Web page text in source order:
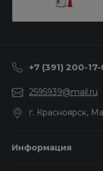
+7 (391) 200-
2595939@mail.ru
г. Красноярск,
Информация